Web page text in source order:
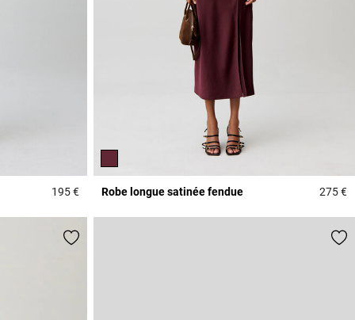
195 €5 out of 5 Customer Rating
Robe longue satinée fendue 275 €